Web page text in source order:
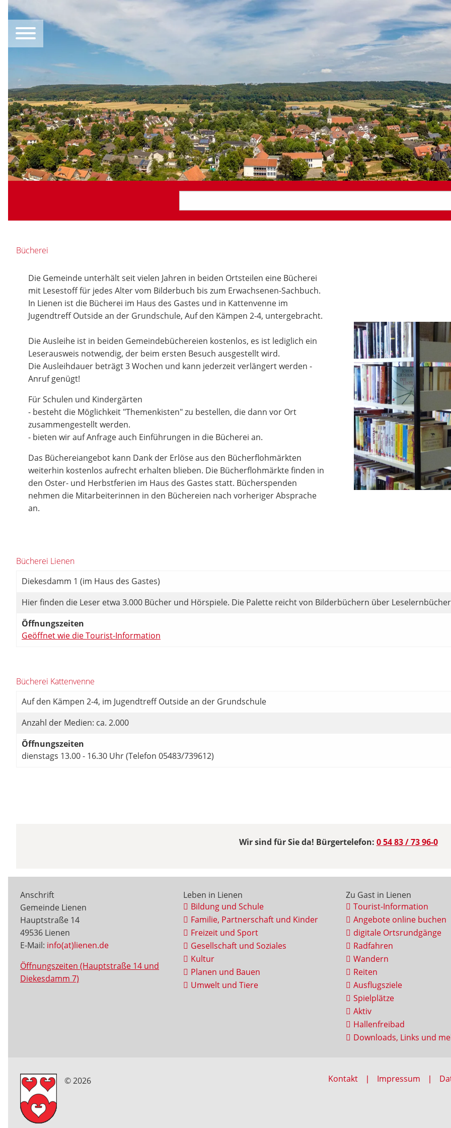
Bücherei
Die Gemeinde unterhält seit vielen Jahren in beiden Ortsteilen eine Bücherei
mit Lesestoff für jedes Alter vom Bilderbuch bis zum Erwachsenen-Sachbuch.
In Lienen ist die Bücherei im Haus des Gastes und in Kattenvenne im
Jugendtreff Outside an der Grundschule, Auf den Kämpen 2-4, untergebracht.
Die Ausleihe ist in beiden Gemeindebüchereien kostenlos, es ist lediglich ein
Leserausweis notwendig, der beim ersten Besuch ausgestellt wird.
Die Ausleihdauer beträgt 3 Wochen und kann jederzeit verlängert werden -
Anruf genügt!
Für Schulen und Kindergärten
- besteht die Möglichkeit "Themenkisten" zu bestellen, die dann vor Ort
zusammengestellt werden.
- bieten wir auf Anfrage auch Einführungen in die Bücherei an.
Das Büchereiangebot kann Dank der Erlöse aus den Bücherflohmärkten
weiterhin kostenlos aufrecht erhalten blieben. Die Bücherflohmärkte finden in
den Oster- und Herbstferien im Haus des Gastes statt. Bücherspenden
nehmen die Mitarbeiterinnen in den Büchereien nach vorheriger Absprache
an.
Bücherei Lienen
Diekesdamm 1 (im Haus des Gastes)
Hier finden die Leser etwa 3.000 Bücher und Hörspiele. Die Palette reicht von Bilderbüchern über
Öffnungszeiten
Geöffnet wie die Tourist-Information
Bücherei Kattenvenne
Auf den Kämpen 2-4, im Jugendtreff Outside an der Grundschule
Anzahl der Medien: ca. 2.000
Öffnungszeiten
dienstags 13.00 - 16.30 Uhr (Telefon 05483/739612)
Wir sind für Sie da! Bürgertelefon: 0 54 83 / 73 96-0
Anschrift
Gemeinde Lienen
Hauptstraße 14
49536 Lienen
E-Mail: info(at)lienen.de
Öffnungszeiten (Hauptstraße 14 und
Diekesdamm 7)
Leben in Lienen
Bildung und Schule
Familie, Partnerschaft und Kinder
Freizeit und Sport
Gesellschaft und Soziales
Kultur
Planen und Bauen
Umwelt und Tiere
Zu Gast in Lienen
Tourist-Information
Angebote online buchen
digitale Ortsrundgänge
Radfahren
Wandern
Reiten
Ausflugsziele
Spielplätze
Aktiv
Hallenfreibad
Downloads, Links und
© 2026 Kontakt Impressum